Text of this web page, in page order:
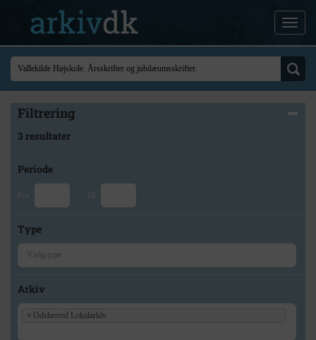
Filtrering
3 resultater
Periode
Fra Til
Type
Arkiv
× Odsherred Lokalarkiv